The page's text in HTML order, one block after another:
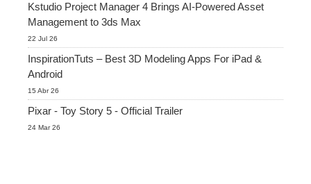
Kstudio Project Manager 4 Brings AI-Powered Asset
Management to 3ds Max
22 Jul 26
InspirationTuts – Best 3D Modeling Apps For iPad &
Android
15 Abr 26
Pixar - Toy Story 5 - Official Trailer
24 Mar 26